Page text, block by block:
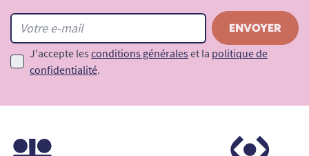
J'accepte les conditions générales et la politique de
confidentialité.